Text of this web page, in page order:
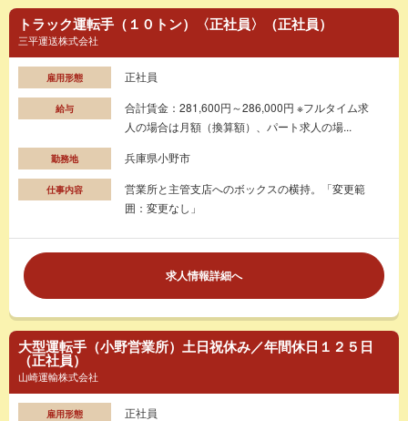
トラック運転手（１０トン）〈正社員〉（正社員）
三平運送株式会社
雇用形態 正社員
給与
合計賃金：281,600円～286,000円 ※フルタイム求
人の場合は月額（換算額）、パート求人の場...
勤務地 兵庫県小野市
仕事内容
営業所と主管支店へのボックスの横持。「変更範
囲：変更なし」
求人情報詳細へ
大型運転手（小野営業所）土日祝休み／年間休日１２５日
（正社員）
山崎運輸株式会社
雇用形態 正社員